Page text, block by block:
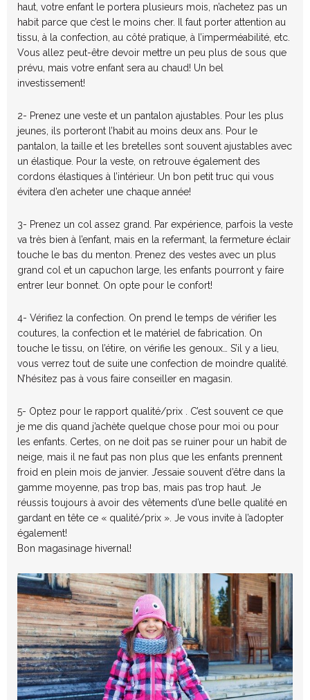
haut, votre enfant le portera plusieurs mois, n’achetez pas un
habit parce que c’est le moins cher. Il faut porter attention au
tissu, à la confection, au côté pratique, à l’imperméabilité, etc.
Vous allez peut-être devoir mettre un peu plus de sous que
prévu, mais votre enfant sera au chaud! Un bel
investissement!
2- Prenez une veste et un pantalon ajustables. Pour les plus
jeunes, ils porteront l’habit au moins deux ans. Pour le
pantalon, la taille et les bretelles sont souvent ajustables avec
un élastique. Pour la veste, on retrouve également des
cordons élastiques à l’intérieur. Un bon petit truc qui vous
évitera d’en acheter une chaque année!
3- Prenez un col assez grand. Par expérience, parfois la veste
va très bien à l’enfant, mais en la refermant, la fermeture éclair
touche le bas du menton. Prenez des vestes avec un plus
grand col et un capuchon large, les enfants pourront y faire
entrer leur bonnet. On opte pour le confort!
4- Vérifiez la confection. On prend le temps de vérifier les
coutures, la confection et le matériel de fabrication. On
touche le tissu, on l’étire, on vérifie les genoux… S’il y a lieu,
vous verrez tout de suite une confection de moindre qualité.
N’hésitez pas à vous faire conseiller en magasin.
5- Optez pour le rapport qualité/prix . C’est souvent ce que
je me dis quand j’achète quelque chose pour moi ou pour
les enfants. Certes, on ne doit pas se ruiner pour un habit de
neige, mais il ne faut pas non plus que les enfants prennent
froid en plein mois de janvier. J’essaie souvent d’être dans la
gamme moyenne, pas trop bas, mais pas trop haut. Je
réussis toujours à avoir des vêtements d’une belle qualité en
gardant en tête ce « qualité/prix ». Je vous invite à l’adopter
également!
Bon magasinage hivernal!